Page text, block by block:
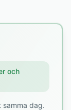
och
samma dag.